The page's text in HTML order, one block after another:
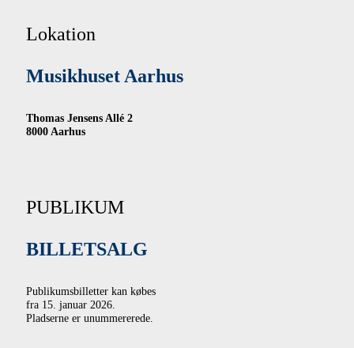
Lokation
Musikhuset Aarhus
Thomas Jensens Allé 2
8000 Aarhus
PUBLIKUM
BILLETSALG
Publikumsbilletter kan købes
fra 15. januar 2026.
Pladserne er unummererede.